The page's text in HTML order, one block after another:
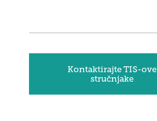
Kontaktirajte TIS-ove
stručnjake